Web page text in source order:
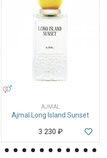
AJMAL
Ajmal Long Island Sunset
3 230 ₽